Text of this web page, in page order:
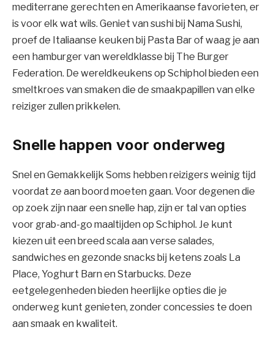
mediterrane gerechten en Amerikaanse favorieten, er
is voor elk wat wils. Geniet van sushi bij Nama Sushi,
proef de Italiaanse keuken bij Pasta Bar of waag je aan
een hamburger van wereldklasse bij The Burger
Federation. De wereldkeukens op Schiphol bieden een
smeltkroes van smaken die de smaakpapillen van elke
reiziger zullen prikkelen.
Snelle happen voor onderweg
Snel en Gemakkelijk Soms hebben reizigers weinig tijd
voordat ze aan boord moeten gaan. Voor degenen die
op zoek zijn naar een snelle hap, zijn er tal van opties
voor grab-and-go maaltijden op Schiphol. Je kunt
kiezen uit een breed scala aan verse salades,
sandwiches en gezonde snacks bij ketens zoals La
Place, Yoghurt Barn en Starbucks. Deze
eetgelegenheden bieden heerlijke opties die je
onderweg kunt genieten, zonder concessies te doen
aan smaak en kwaliteit.